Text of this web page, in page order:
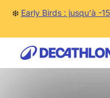
❄️ Early Birds : jusqu'à -